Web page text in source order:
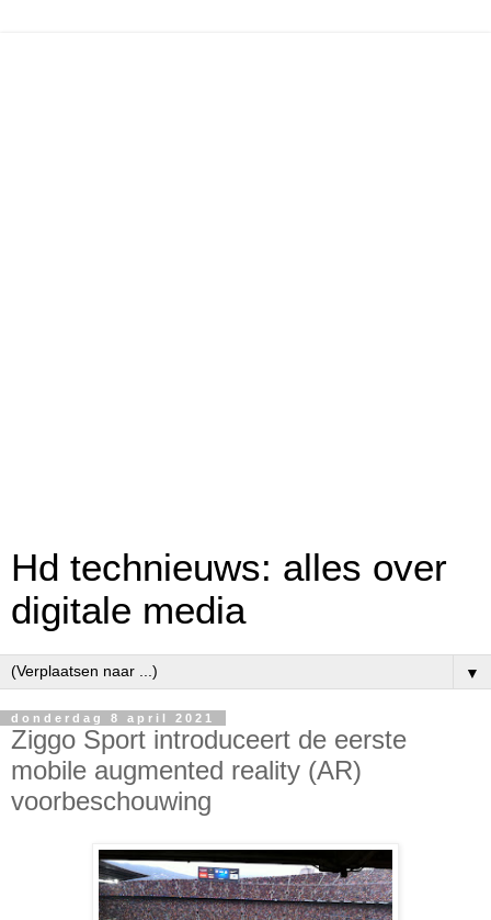
Hd technieuws: alles over
digitale media
▼
donderdag 8 april 2021
Ziggo Sport introduceert de eerste
mobile augmented reality (AR)
voorbeschouwing